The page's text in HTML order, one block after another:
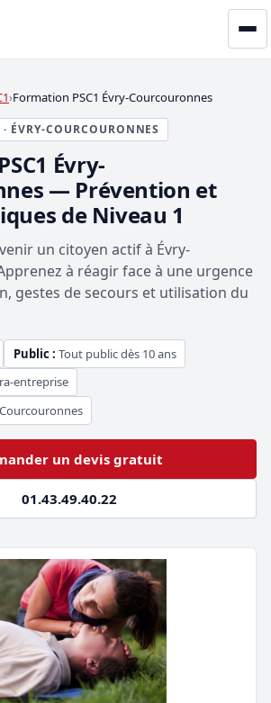
Formation PSC1 Évry-Courcouronnes
ÉVRY-COURCOURONNES
Évry-
— Prévention et
de Niveau 1
un citoyen actif à Évry-
à réagir face à une urgence
gestes de secours et utilisation du
Public : Tout public dès 10 ans
entreprise
un devis gratuit
01.43.49.40.22